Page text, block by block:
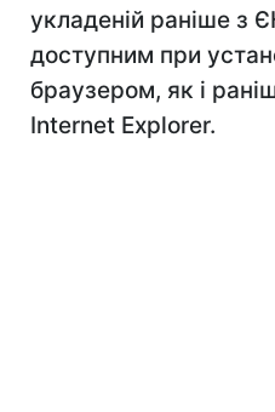
укладеній раніше з
доступним при
браузером, як і
Internet Explorer.